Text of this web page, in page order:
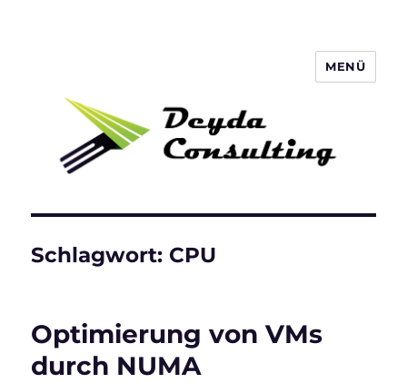
MENÜ
Schlagwort: CPU
Optimierung von VMs
durch NUMA